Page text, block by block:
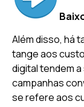
Além disso, há
tange aos
digital tendem
campanhas
se refere aos